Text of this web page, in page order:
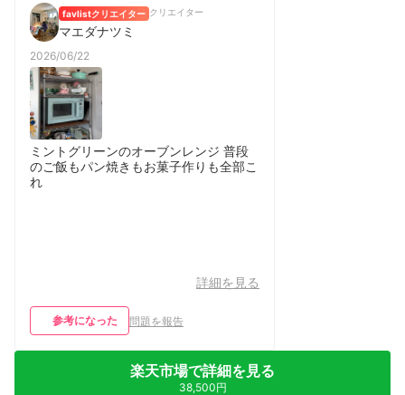
favlistクリエイター クリエイター
マエダナツミ
2026/06/22
ミントグリーンのオーブンレンジ 普段
のご飯もパン焼きもお菓子作りも全部こ
れ
詳細を見る
参考になった 問題を報告
楽天市場で詳細を見る
38,500円